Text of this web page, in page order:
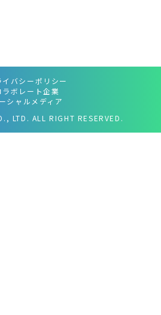
イバシーポリシー
ラボレート企業
シャルメディア
LTD. ALL RIGHT RESERVED.